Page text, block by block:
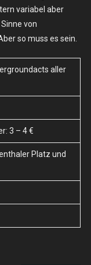
variabel aber
von
so muss es sein.
aller
3 – 4 €
Platz und